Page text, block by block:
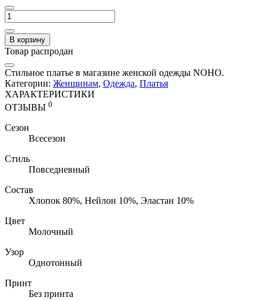
В корзину
Товар распродан
Стильное платье в магазине женской одежды NOHO.
Категории: Женщинам, Одежда, Платья
ХАРАКТЕРИСТИКИ
ОТЗЫВЫ 0
Сезон
Всесезон
Стиль
Повседневный
Состав
Хлопок 80%, Нейлон 10%, Эластан 10%
Цвет
Молочный
Узор
Однотонный
Принт
Без принта